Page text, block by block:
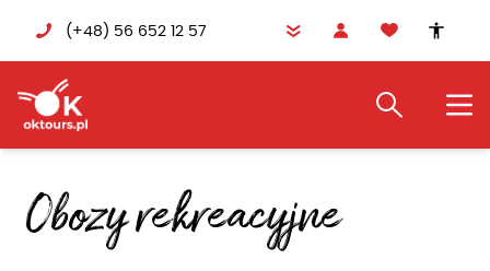
(+48) 56 652 12 57 accessibility
Obozy rekreacyjne